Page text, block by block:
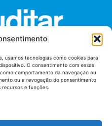
usamos tecnologias como cookies para
O consentimento com essas
comportamento da navegação ou
ou a revogação do consentimento
e funções.
de Controle Externo -
Sul (SAF/Sul), Qd. 04, Lt. 01
(TCU), Subsolo, Sala S04